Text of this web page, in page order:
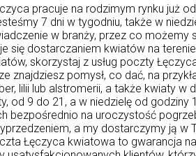
pracuje na rodzimym rynku już
7 dni w tygodniu, także w
w branży, przez co
się dostarczaniem kwiatów na
skorzystaj z usług poczty
znajdziesz pomysł, co dać, na
lilii lub alstromerii, a także kwiaty
od 9 do 21, a w niedzielę od
bezpośrednio na uroczystość
a my dostarczymy ją
Łęczyca kwiatowa to gwarancja